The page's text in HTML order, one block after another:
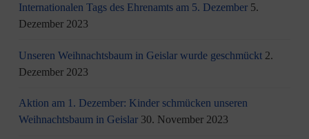
Internationalen Tags des Ehrenamts am 5. Dezember 5.
Dezember 2023
Unseren Weihnachtsbaum in Geislar wurde geschmückt 2.
Dezember 2023
Aktion am 1. Dezember: Kinder schmücken unseren
Weihnachtsbaum in Geislar 30. November 2023